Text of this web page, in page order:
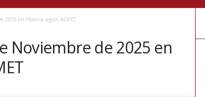
2025 en Paterna según AEMET
Noviembre de 2025 en